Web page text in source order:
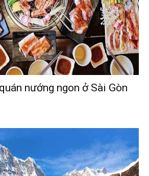
nướng ngon ở Sài Gòn